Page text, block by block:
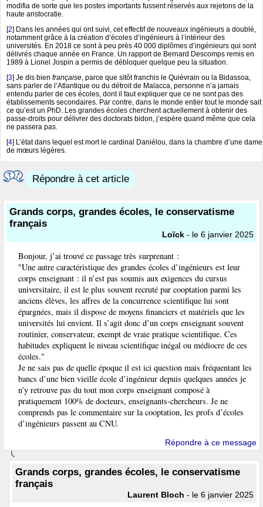
modifia de sorte que les postes importants fussent réservés aux rejetons de la
haute aristocratie.
[2] Dans les années qui ont suivi, cet effectif de nouveaux ingénieurs a doublé,
notamment grâce à la création d’écoles d’ingénieurs à l’intérieur des
universités. En 2018 ce sont à peu près 40 000 diplômes d’ingénieurs qui sont
délivrés chaque année en France. Un rapport de Bernard Descomps remis en
1989 à Lionel Jospin a permis de débloquer quelque peu la situation.
[3] Je dis bien française, parce que sitôt franchis le Quiévrain ou la Bidassoa,
sans parler de l’Atlantique ou du détroit de Malacca, personne n’a jamais
entendu parler de ces écoles, dont il faut expliquer que ce ne sont pas des
établissements secondaires. Par contre, dans le monde entier tout le monde sait
ce qu’est un PhD. Les grandes écoles cherchent actuellement à obtenir des
passe-droits pour délivrer des doctorats bidon, j’espère quand même que cela
ne passera pas.
[4] L’état dans lequel est mort le cardinal Daniélou, dans la chambre d’une dame
de mœurs légères.
Répondre à cet article
Grands corps, grandes écoles, le conservatisme
français
Loïck - le 6 janvier 2025
Bonjour, j’ai trouvé ce passage très surprenant :
"Une autre caractéristique des grandes écoles d’ingénieurs est leur
corps enseignant : il n’est pas soumis aux exigences du cursus
universitaire, il est le plus souvent recruté par cooptation parmi les
anciens élèves, les affres de la concurrence scientifique lui sont
épargnées, mais il dispose de moyens financiers et matériels que les
universités lui envient. Il s’agit donc d’un corps enseignant souvent
routinier, conservateur, exempt de vraie pratique scientifique. Ces
habitudes expliquent le niveau scientifique inégal ou médiocre de ces
écoles."
Je ne sais pas de quelle époque il est ici question mais fréquentant les
bancs d’une bien vieille école d’ingénieur depuis quelques années je
n’y retrouve pas du tout mon corps enseignant composé à
pratiquement 100% de docteurs, enseignants-chercheurs. Je ne
comprends pas le commentaire sur la cooptation, les profs d’écoles
d’ingénieurs passent au CNU.
Répondre à ce message
Grands corps, grandes écoles, le conservatisme
français
Laurent Bloch - le 6 janvier 2025